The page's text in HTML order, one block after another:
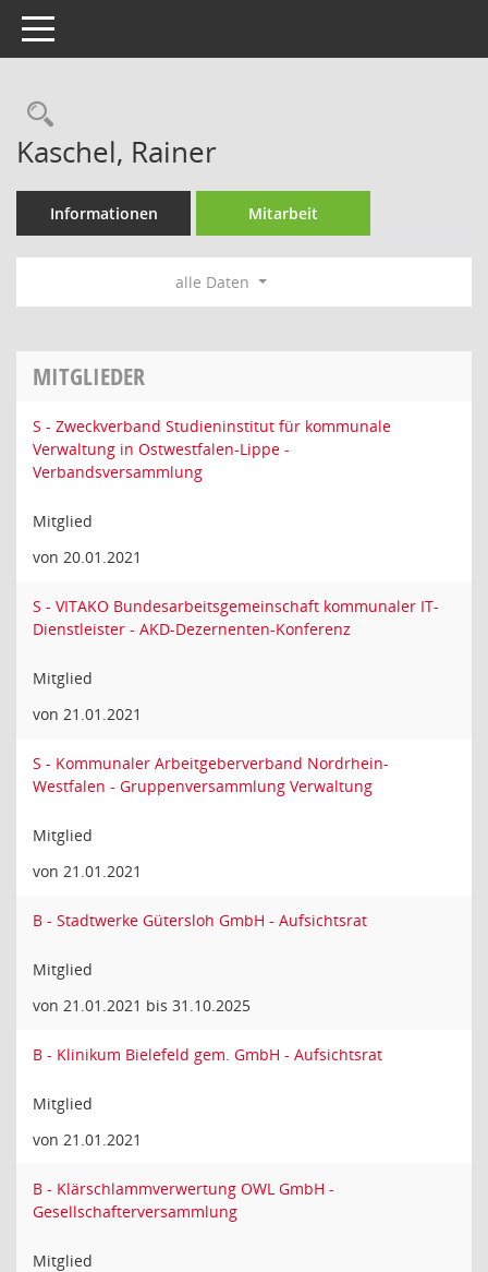
Toggle navigation
Rechercheauswahl
Kaschel, Rainer
Informationen Mitarbeit
alle Daten
MITGLIEDER
S - Zweckverband Studieninstitut für kommunale
Verwaltung in Ostwestfalen-Lippe -
Verbandsversammlung
Mitglied
von 20.01.2021
S - VITAKO Bundesarbeitsgemeinschaft kommunaler IT-
Dienstleister - AKD-Dezernenten-Konferenz
Mitglied
von 21.01.2021
S - Kommunaler Arbeitgeberverband Nordrhein-
Westfalen - Gruppenversammlung Verwaltung
Mitglied
von 21.01.2021
B - Stadtwerke Gütersloh GmbH - Aufsichtsrat
Mitglied
von 21.01.2021 bis 31.10.2025
B - Klinikum Bielefeld gem. GmbH - Aufsichtsrat
Mitglied
von 21.01.2021
B - Klärschlammverwertung OWL GmbH -
Gesellschafterversammlung
Mitglied